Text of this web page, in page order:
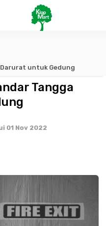
Darurat untuk Gedung
Tangga
01 Nov 2022